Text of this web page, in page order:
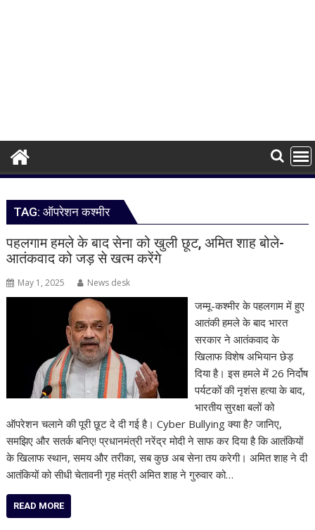
TAG:ऑपरेशन कश्मीर
पहलगाम हमले के बाद सेना को खुली छूट, अमित शाह बोले-
आतंकवाद को जड़ से खत्म करेंगे
May 1, 2025 News desk
जम्मू-कश्मीर के पहलगाम में हुए
आतंकी हमले के बाद भारत
सरकार ने आतंकवाद के
खिलाफ विशेष अभियान छेड़
दिया है। इस हमले में 26 निर्दोष
पर्यटकों की नृशंस हत्या के बाद,
भारतीय सुरक्षा बलों को
ऑपरेशन चलाने की पूरी छूट दे दी गई है। Cyber Bullying क्या है? जानिए,
समझिए और सतर्क बनिए! प्रधानमंत्री नरेंद्र मोदी ने साफ कर दिया है कि आतंकियों
के खिलाफ स्थान, समय और तरीका, सब कुछ अब सेना तय करेगी। अमित शाह ने दी
आतंकियों को सीधी चेतावनी गृह मंत्री अमित शाह ने गुरुवार को…
READ MORE